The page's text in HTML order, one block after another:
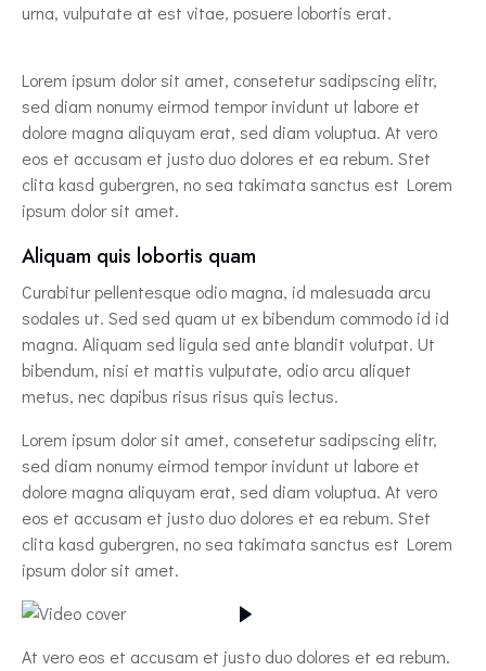
urna, vulputate at est vitae, posuere lobortis erat.
Lorem ipsum dolor sit amet, consetetur sadipscing elitr,
sed diam nonumy eirmod tempor invidunt ut labore et
dolore magna aliquyam erat, sed diam voluptua. At vero
eos et accusam et justo duo dolores et ea rebum. Stet
clita kasd gubergren, no sea takimata sanctus est Lorem
ipsum dolor sit amet.
Aliquam quis lobortis quam
Curabitur pellentesque odio magna, id malesuada arcu
sodales ut. Sed sed quam ut ex bibendum commodo id id
magna. Aliquam sed ligula sed ante blandit volutpat. Ut
bibendum, nisi et mattis vulputate, odio arcu aliquet
metus, nec dapibus risus risus quis lectus.
Lorem ipsum dolor sit amet, consetetur sadipscing elitr,
sed diam nonumy eirmod tempor invidunt ut labore et
dolore magna aliquyam erat, sed diam voluptua. At vero
eos et accusam et justo duo dolores et ea rebum. Stet
clita kasd gubergren, no sea takimata sanctus est Lorem
ipsum dolor sit amet.
At vero eos et accusam et justo duo dolores et ea rebum.